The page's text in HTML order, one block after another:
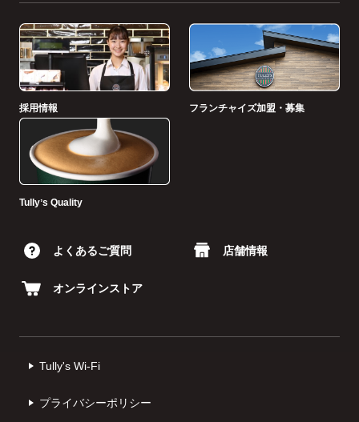
採用情報 フランチャイズ加盟・募集
Tullyʼs Quality
よくあるご質問 店舗情報
オンラインストア
Tully's Wi-Fi
プライバシーポリシー